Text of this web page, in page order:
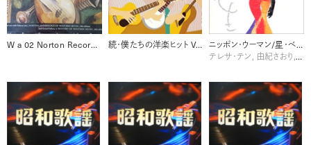
W a 02 Norton Recorded Anthology of Western Music, Vol. 1 Ancient to Baroque [Disc 2] 続・僕たちの洋楽ヒット Vol.4 (1962-1963)
ニッポン・ウーマン/星・ベストヒット集
テレサ・テン, 由紀さおり, 西田佐知子, 越路吹雪